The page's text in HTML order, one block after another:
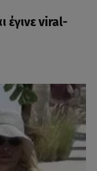
έγινε viral-